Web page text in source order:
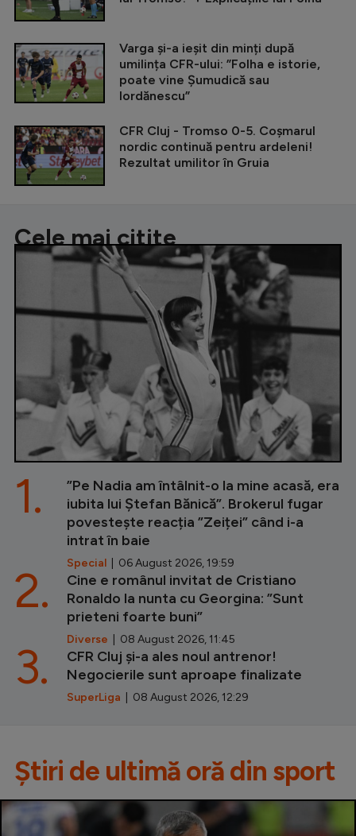
Varga și-a ieșit din minți după
umilința CFR-ului: ”Folha e istorie,
poate vine Șumudică sau
Iordănescu”
CFR Cluj - Tromso 0-5. Coșmarul
nordic continuă pentru ardeleni!
Rezultat umilitor în Gruia
Cele mai citite
”Pe Nadia am întâlnit-o la mine acasă, era
iubita lui Ștefan Bănică”. Brokerul fugar
povestește reacția ”Zeiței” când i-a
intrat în baie
Special | 06 August 2026, 19:59
1.
Cine e românul invitat de Cristiano
Ronaldo la nunta cu Georgina: ”Sunt
prieteni foarte buni”
Diverse | 08 August 2026, 11:45
2.
CFR Cluj și-a ales noul antrenor!
Negocierile sunt aproape finalizate
SuperLiga | 08 August 2026, 12:29
3.
Știri de ultimă oră din sport